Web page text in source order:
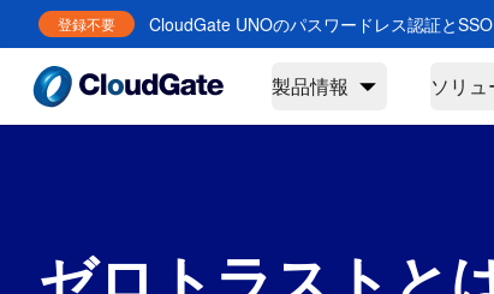
登録不要 CloudGate UNOのパスワードレス認証とSSO
製品情報 ソリ